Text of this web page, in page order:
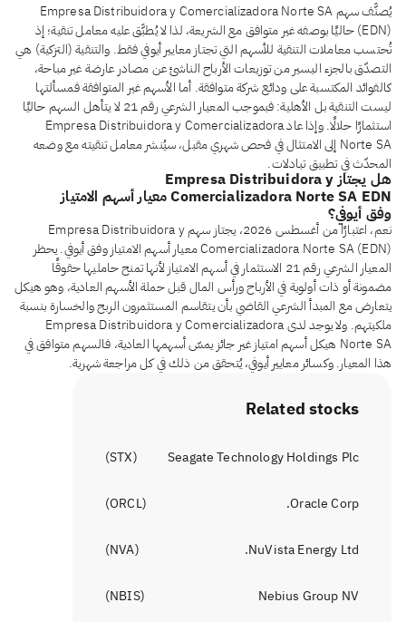
يُصنَّف سهم Empresa Distribuidora y Comercializadora Norte SA
(EDN) حاليًا بوصفه غير متوافق مع الشريعة، لذا لا يُطبَّق عليه معامل تنقية؛ إذ
تُحتسب معاملات التنقية للأسهم التي تجتاز معايير أيوفي فقط. والتنقية (التزكية) هي
التصدّق بالجزء اليسير من توزيعات الأرباح الناشئ عن مصادر عارضة غير مباحة،
كالفوائد المكتسبة على ودائع شركة متوافقة. أما الأسهم غير المتوافقة فمسألتها
ليست التنقية بل الأهلية: فبموجب المعيار الشرعي رقم 21 لا يتأهل السهم حاليًا
استثمارًا حلالًا. وإذا عاد Empresa Distribuidora y Comercializadora
Norte SA إلى الامتثال في فحص شهري مقبل، سيُنشر معامل تنقيته مع وضعه
المحدّث في تطبيق تبادلات.
هل يجتاز Empresa Distribuidora y
Comercializadora Norte SA EDN معيار أسهم الامتياز
وفق أيوفي؟
نعم، اعتبارًا من أغسطس 2026، يجتاز سهم Empresa Distribuidora y
Comercializadora Norte SA (EDN) معيار أسهم الامتياز وفق أيوفي. يحظر
المعيار الشرعي رقم 21 الاستثمار في أسهم الامتياز لأنها تمنح حامليها حقوقًا
مضمونة أو ذات أولوية في الأرباح ورأس المال قبل حملة الأسهم العادية، وهو هيكل
يتعارض مع المبدأ الشرعي القاضي بأن يتقاسم المستثمرون الربح والخسارة بنسبة
ملكيتهم. ولا يوجد لدى Empresa Distribuidora y Comercializadora
Norte SA هيكل أسهم امتياز غير جائز يمسّ أسهمها العادية، فالسهم متوافق في
هذا المعيار. وكسائر معايير أيوفي، يُتحقق من ذلك في كل مراجعة شهرية.
Related stocks
Seagate Technology Holdings Plc
(
STX
)
Oracle Corp.
(
ORCL
)
NuVista Energy Ltd.
(
NVA
)
Nebius Group NV
(
NBIS
)